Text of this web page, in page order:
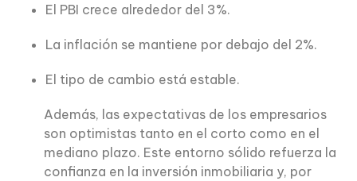
El PBI crece alrededor del 3%.
La inflación se mantiene por debajo del 2%.
El tipo de cambio está estable.
Además, las expectativas de los empresarios
son optimistas tanto en el corto como en el
mediano plazo. Este entorno sólido refuerza la
confianza en la inversión inmobiliaria y, por